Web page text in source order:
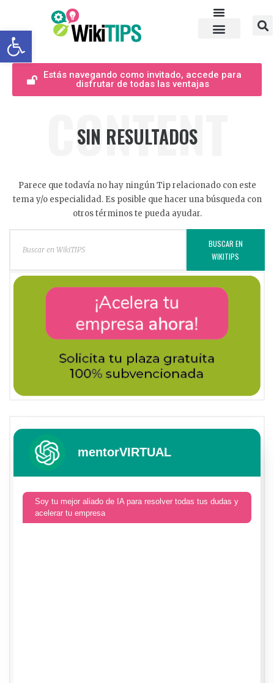
Abrir barra de herramientas
Estás navegando como invitado, accede para
disfrutar de todas las ventajas
CONTENT
SIN RESULTADOS
Parece que todavía no hay ningún Tip relacionado con este
tema y/o especialidad. Es posible que hacer una búsqueda con
otros términos te pueda ayudar.
BUSCAR EN
WIKITIPS
mentorVIRTUAL
Soy tu mejor aliado de IA para resolver todas tus dudas y
acelerar tu empresa